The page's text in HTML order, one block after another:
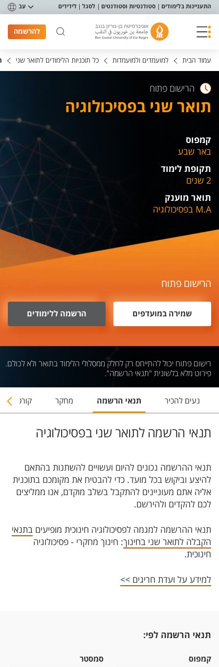
תפריט נגישות
התעניינות בלימודים סטודנטיות וסטודנטים לסגל לידידים עב
להרשמה
עמוד הבית למועמדים ולמועמדות כל תוכניות הלימודים לתואר שני
הרישום פתוח
תואר שני בפסיכולוגיה
קמפוס
באר שבע
תקופת לימוד
2 שנים
תואר מוענק
M.A בפסיכולוגיה
הרישום פתוח
שמירה במועדפים הרשמה ללימודים
רישום פתוח יכול להתייחס רק לחלק ממסלולי הלימוד בתואר ולא לכולם.
פירוט מלא בלשונית "תנאי הרשמה".
נעים להכיר תנאי הרשמה מחקר קורסים
תנאי הרשמה לתואר שני בפסיכולוגיה
תנאי ההרשמה נכונים להיום ועשויים להשתנות בהתאם
להיצע וביקוש בכל מועד. כדי להבטיח את מקומכם בתוכנית
אליה אתם מעוניינים להתקבל בשלב מוקדם, אנו ממליצים
לכם להקדים ולהירשם.
תנאי ההרשמה למגמה לפסיכולוגיה חינוכית מופיעים בתנאי
הקבלה לתואר שני בחינוך: חינוך מחקרי - פסיכולוגיה
חינוכית.
למידע על ועדת חריגים >>
תנאי הרשמה לפי:
קמפוס סמסטר